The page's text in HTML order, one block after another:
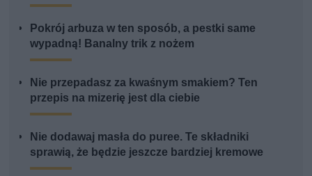
Pokrój arbuza w ten sposób, a pestki same
wypadną! Banalny trik z nożem
Nie przepadasz za kwaśnym smakiem? Ten
przepis na mizerię jest dla ciebie
Nie dodawaj masła do puree. Te składniki
sprawią, że będzie jeszcze bardziej kremowe